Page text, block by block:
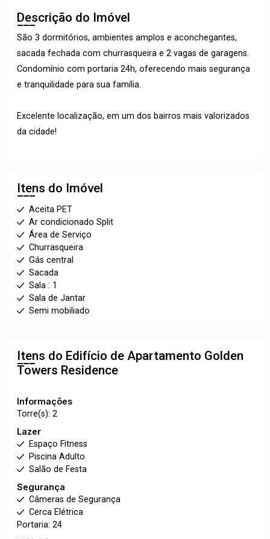
Descrição do Imóvel
São 3 dormitórios, ambientes amplos e aconchegantes,
sacada fechada com churrasqueira e 2 vagas de garagens.
Condomínio com portaria 24h, oferecendo mais segurança
e tranquilidade para sua família.
Excelente localização, em um dos bairros mais valorizados
da cidade!
Itens do Imóvel
Aceita PET
Ar condicionado Split
Área de Serviço
Churrasqueira
Gás central
Sacada
Sala : 1
Sala de Jantar
Semi mobiliado
Itens do Edifício de Apartamento Golden
Towers Residence
Informações
Torre(s): 2
Lazer
Espaço Fitness
Piscina Adulto
Salão de Festa
Segurança
Câmeras de Segurança
Cerca Elétrica
Portaria: 24